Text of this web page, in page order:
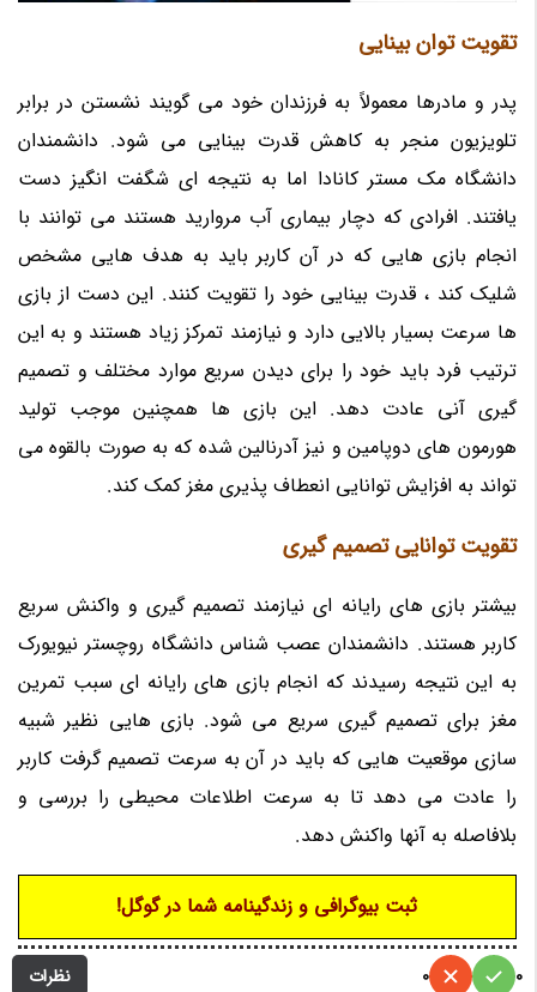
تقویت توان بینایی
پدر و مادرها معمولاً به فرزندان خود می گویند نشستن در برابر
تلویزیون منجر به کاهش قدرت بینایی می شود. دانشمندان
دانشگاه مک مستر کانادا اما به نتیجه ای شگفت انگیز دست
یافتند. افرادی که دچار بیماری آب مروارید هستند می توانند با
انجام بازی هایی که در آن کاربر باید به هدف هایی مشخص
شلیک کند ، قدرت بینایی خود را تقویت کنند. این دست از بازی
ها سرعت بسیار بالایی دارد و نیازمند تمرکز زیاد هستند و به این
ترتیب فرد باید خود را برای دیدن سریع موارد مختلف و تصمیم
گیری آنی عادت دهد. این بازی ها همچنین موجب تولید
هورمون های دوپامین و نیز آدرنالین شده که به صورت بالقوه می
تواند به افزایش توانایی انعطاف پذیری مغز کمک کند.
تقویت توانایی تصمیم گیری
بیشتر بازی های رایانه ای نیازمند تصمیم گیری و واکنش سریع
کاربر هستند. دانشمندان عصب شناس دانشگاه روچستر نیویورک
به این نتیجه رسیدند که انجام بازی های رایانه ای سبب تمرین
مغز برای تصمیم گیری سریع می شود. بازی هایی نظیر شبیه
سازی موقعیت هایی که باید در آن به سرعت تصمیم گرفت کاربر
را عادت می دهد تا به سرعت اطلاعات محیطی را بررسی و
بلافاصله به آنها واکنش دهد.
ثبت بیوگرافی و زندگینامه شما در گوگل!
نظرات 0
0